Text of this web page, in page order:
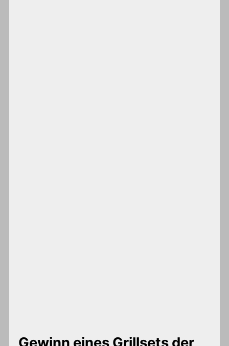
Gewinn eines Grillsets der